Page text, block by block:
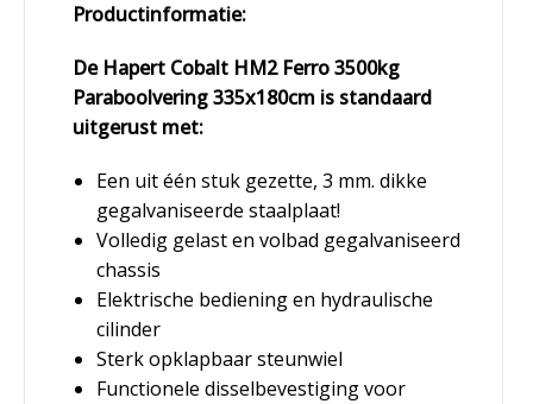
Productinformatie:
De Hapert Cobalt HM2 Ferro 3500kg
Paraboolvering 335x180cm is standaard
uitgerust met:
Een uit één stuk gezette, 3 mm. dikke
gegalvaniseerde staalplaat!
Volledig gelast en volbad gegalvaniseerd
chassis
Elektrische bediening en hydraulische
cilinder
Sterk opklapbaar steunwiel
Functionele disselbevestiging voor